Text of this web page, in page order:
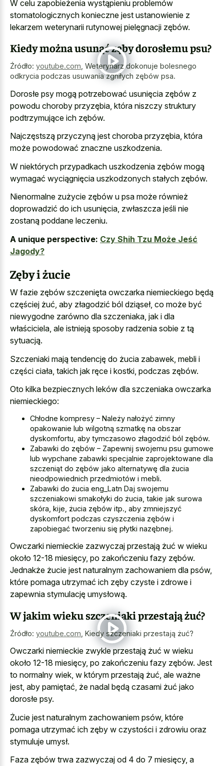
W celu zapobieżenia wystąpieniu problemów
stomatologicznych konieczne jest ustanowienie z
lekarzem weterynarii rutynowej pielęgnacji zębów.
Kiedy można usunąć zęby dorosłemu psu?
Źródło: youtube.com Weterynarz dokonuje bolesnego
odkrycia podczas usuwania zgniłych zębów psa.
Dorosłe psy mogą potrzebować usunięcia zębów z
powodu choroby przyzębia, która niszczy struktury
podtrzymujące ich zębów.
Najczęstszą przyczyną jest choroba przyzębia, która
może powodować znaczne uszkodzenia.
W niektórych przypadkach uszkodzenia zębów mogą
wymagać wyciągnięcia uszkodzonych stałych zębów.
Nienormalne zużycie zębów u psa może również
doprowadzić do ich usunięcia, zwłaszcza jeśli nie
zostaną poddane leczeniu.
A unique perspective: Czy Shih Tzu Może Jeść
Jagody?
Zęby i żucie
W fazie zębów szczenięta owczarka niemieckiego będą
częściej żuć, aby złagodzić ból dziąseł, co może być
niewygodne zarówno dla szczeniaka, jak i dla
właściciela, ale istnieją sposoby radzenia sobie z tą
sytuacją.
Szczeniaki mają tendencję do żucia zabawek, mebli i
części ciała, takich jak ręce i kostki, podczas zębów.
Oto kilka bezpiecznych leków dla szczeniaka owczarka
niemieckiego:
Chłodne kompresy – Należy nałożyć zimny
opakowanie lub wilgotną szmatkę na obszar
dyskomfortu, aby tymczasowo złagodzić ból zębów.
Zabawki do zębów – Zapewnij swojemu psu gumowe
lub wypchane zabawki specjalnie zaprojektowane dla
szczeniąt do zębów jako alternatywę dla żucia
nieodpowiednich przedmiotów i mebli.
Zabawki do żucia eng_Latn Daj swojemu
szczeniakowi smakołyki do żucia, takie jak surowa
skóra, kije, żucia zębów itp., aby zmniejszyć
dyskomfort podczas czyszczenia zębów i
zapobiegać tworzeniu się płytki nazębnej.
Owczarki niemieckie zazwyczaj przestają żuć w wieku
około 12-18 miesięcy, po zakończeniu fazy zębów.
Jednakże żucie jest naturalnym zachowaniem dla psów,
które pomaga utrzymać ich zęby czyste i zdrowe i
zapewnia stymulację umysłową.
W jakim wieku szczeniaki przestają żuć?
Źródło: youtube.com Kiedy szczeniaki przestają żuć?
Owczarki niemieckie zwykle przestają żuć w wieku
około 12-18 miesięcy, po zakończeniu fazy zębów. Jest
to normalny wiek, w którym przestają żuć, ale ważne
jest, aby pamiętać, że nadal będą czasami żuć jako
dorosłe psy.
Żucie jest naturalnym zachowaniem psów, które
pomaga utrzymać ich zęby w czystości i zdrowiu oraz
stymuluje umysł.
Faza zębów trwa zazwyczaj od 4 do 7 miesięcy, a